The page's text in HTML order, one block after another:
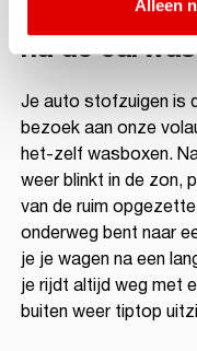
Alleen
De perfecte
na de
Je auto stofzuigen is
bezoek aan onze
het-zelf wasboxen.
weer blinkt in de zon,
van de ruim
onderweg bent naar
je je wagen na een
je rijdt altijd weg met
buiten weer tiptop